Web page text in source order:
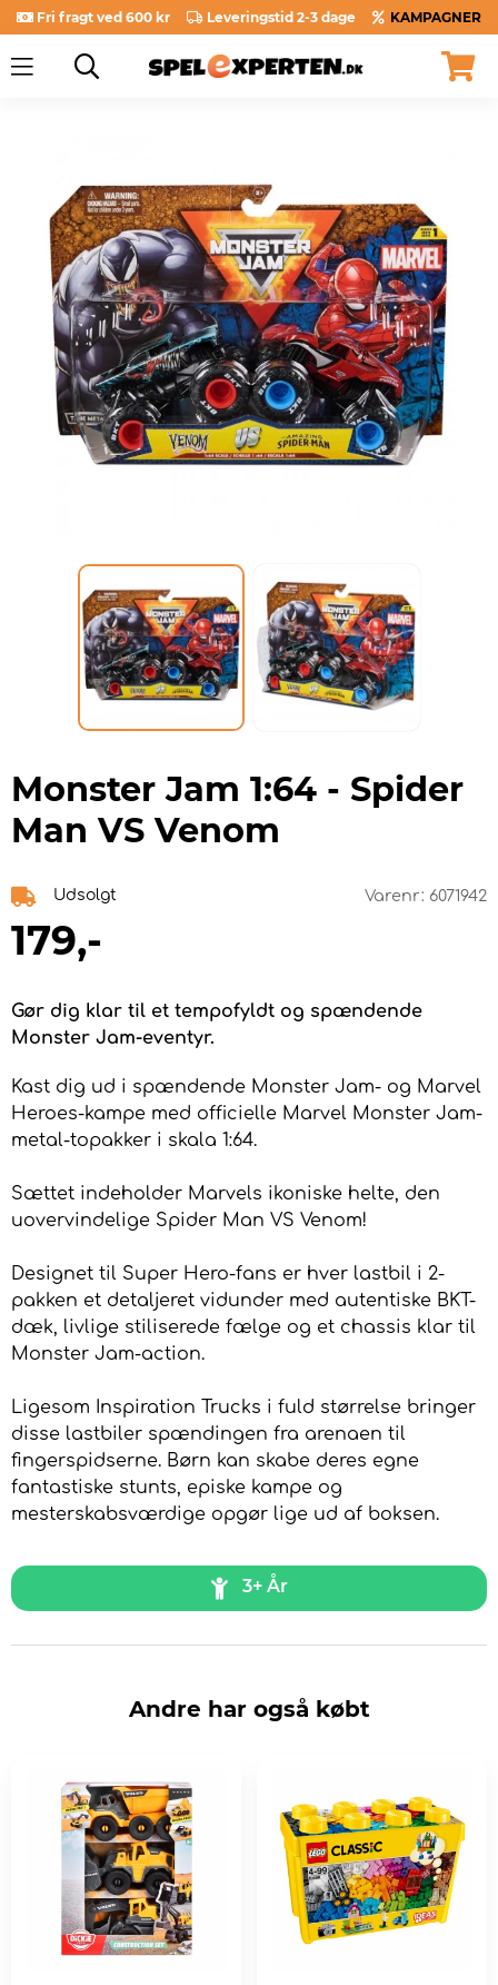
Fri fragt ved 600 kr Leveringstid 2-3 dage KAMPAGNER
Monster Jam 1:64 - Spider
Man VS Venom
Udsolgt Varenr: 6071942
179,-
Gør dig klar til et tempofyldt og spændende
Monster Jam-eventyr.
Kast dig ud i spændende Monster Jam- og Marvel
Heroes-kampe med officielle Marvel Monster Jam-
metal-topakker i skala 1:64.
Sættet indeholder Marvels ikoniske helte, den
uovervindelige Spider Man VS Venom!
Designet til Super Hero-fans er hver lastbil i 2-
pakken et detaljeret vidunder med autentiske BKT-
dæk, livlige stiliserede fælge og et chassis klar til
Monster Jam-action.
Ligesom Inspiration Trucks i fuld størrelse bringer
disse lastbiler spændingen fra arenaen til
fingerspidserne. Børn kan skabe deres egne
fantastiske stunts, episke kampe og
mesterskabsværdige opgør lige ud af boksen.
3+ År
Andre har også købt